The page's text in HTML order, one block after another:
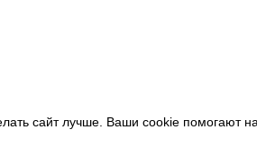
сайт лучше. Ваши cookie помогают